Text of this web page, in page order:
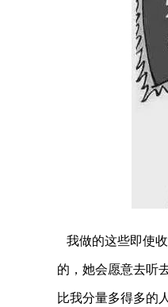
我做的这些即使
的，她会愿意去听
比我分量多得多的